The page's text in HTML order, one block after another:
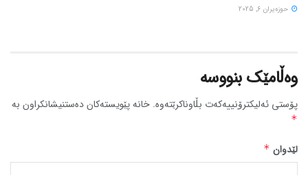
حوزه‌یران 6, 2025
وەڵامێک بنووسە
پۆستی ئەلیکترۆنییەکەت بڵاوناکرێتەوە. خانە پێویستەکان دەستنیشانکراون بە
*
لێدوان *